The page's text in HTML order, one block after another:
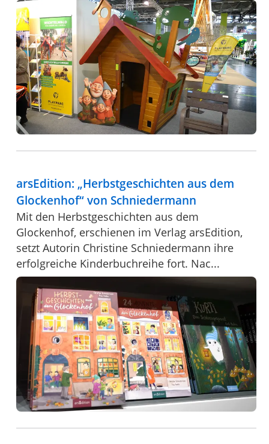
arsEdition: „Herbstgeschichten aus dem
Glockenhof“ von Schniedermann
Mit den Herbstgeschichten aus dem
Glockenhof, erschienen im Verlag arsEdition,
setzt Autorin Christine Schniedermann ihre
erfolgreiche Kinderbuchreihe fort. Nac...